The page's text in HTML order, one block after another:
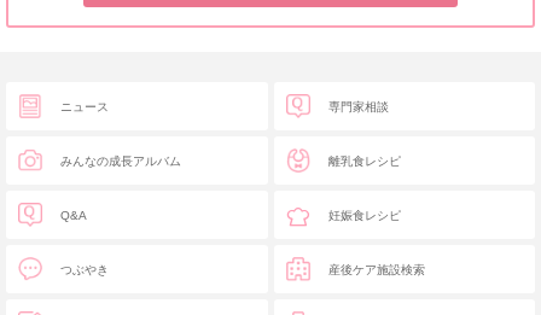
ニュース
みんなの成長アルバム
Q&A
つぶやき
専門家相談
離乳食レシピ
妊娠食レシピ
産後ケア施設検索